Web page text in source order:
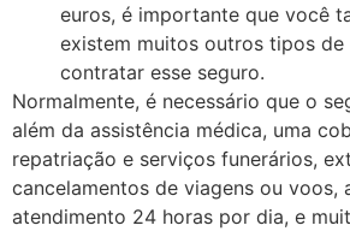
euros, é importante que você
existem muitos outros tipos
contratar esse seguro.
Normalmente, é necessário que o
além da assistência médica, uma
repatriação e serviços funerários,
cancelamentos de viagens ou voos,
atendimento 24 horas por dia, e